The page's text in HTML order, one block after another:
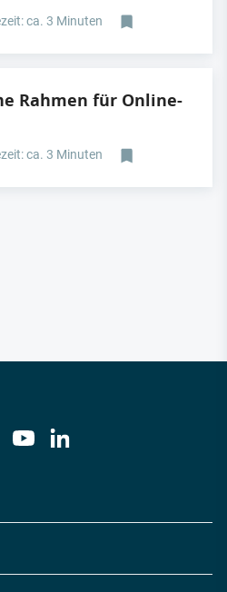
ca. 3 Minuten
Rahmen für Online-
ca. 3 Minuten